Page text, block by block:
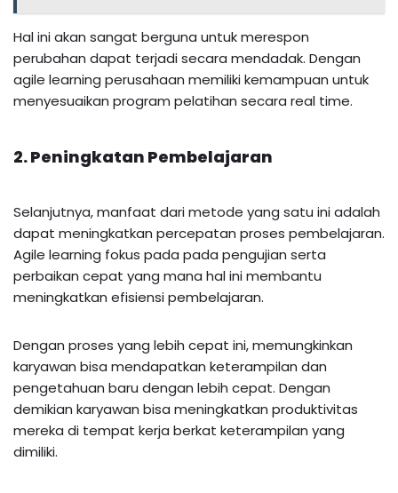
Hal ini akan sangat berguna untuk merespon
perubahan dapat terjadi secara mendadak. Dengan
agile learning perusahaan memiliki kemampuan untuk
menyesuaikan program pelatihan secara real time.
2. Peningkatan Pembelajaran
Selanjutnya, manfaat dari metode yang satu ini adalah
dapat meningkatkan percepatan proses pembelajaran.
Agile learning fokus pada pada pengujian serta
perbaikan cepat yang mana hal ini membantu
meningkatkan efisiensi pembelajaran.
Dengan proses yang lebih cepat ini, memungkinkan
karyawan bisa mendapatkan keterampilan dan
pengetahuan baru dengan lebih cepat. Dengan
demikian karyawan bisa meningkatkan produktivitas
mereka di tempat kerja berkat keterampilan yang
dimiliki.